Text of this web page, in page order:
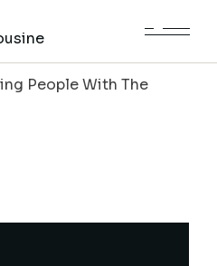
People With The